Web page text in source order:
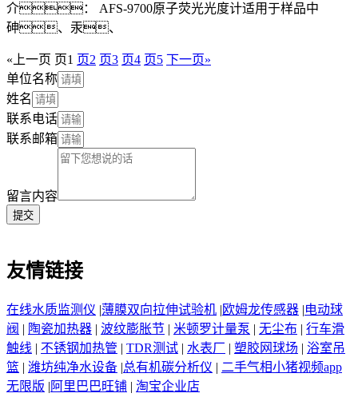
介： AFS-9700原子荧光光度计适用于样品中
砷、汞、
«上一页 页1 页2 页3 页4 页5 下一页»
单位名称
姓名
联系电话
联系邮箱
留言内容
提交
友情链接
在线水质监测仪 |薄膜双向拉伸试验机 |欧姆龙传感器 |电动球
阀 | 陶瓷加热器 | 波纹膨胀节 | 米顿罗计量泵 | 无尘布 | 行车滑
触线 | 不锈钢加热管 | TDR测试 | 水表厂 | 塑胶网球场 | 浴室吊
篮 | 潍坊纯净水设备 |总有机碳分析仪 | 二手气相小猪视频app
无限版 | 阿里巴巴旺铺 | 淘宝企业店